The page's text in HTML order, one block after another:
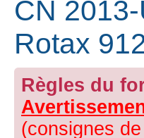
CN
Rotax
Règles du
(consignes